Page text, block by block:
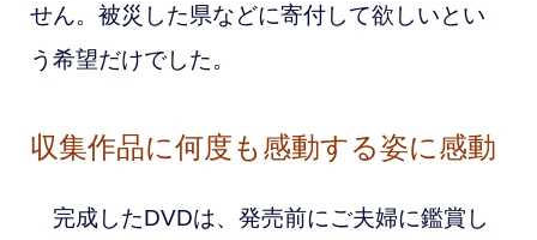
せん。被災した県などに寄付して欲しいとい
う希望だけでした。
収集作品に何度も感動する姿に感動
完成したDVDは、発売前にご夫婦に鑑賞し